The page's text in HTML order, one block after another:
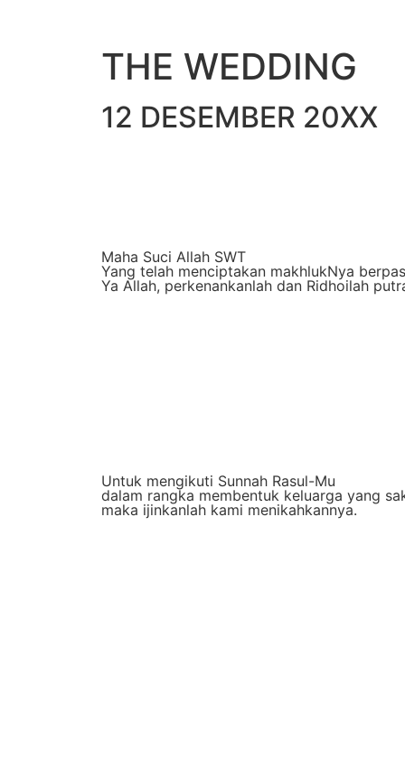
THE WEDDING
12 DESEMBER 20XX
Maha Suci Allah SWT
Yang telah menciptakan makhlukNya
Ya Allah, perkenankanlah dan Ridhoilah
Untuk mengikuti Sunnah Rasul-Mu
dalam rangka membentuk keluarga yang
maka ijinkanlah kami menikahkannya.